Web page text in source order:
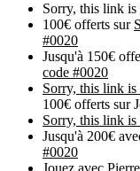
Sorry, this link
100€ offerts sur
#0020
Jusqu'à 150€
code #0020
Sorry, this link
100€ offerts sur
Sorry, this link
Jusqu'à 200€
#0020
Jouez avec